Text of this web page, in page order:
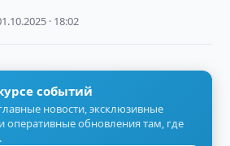
· 18:02
событий
новости, эксклюзивные
оперативные обновления там, где